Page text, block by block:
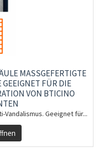
MASSGEFERTIGTE K
FÜR DIE F
VON BTICINO K
Geeignet für...